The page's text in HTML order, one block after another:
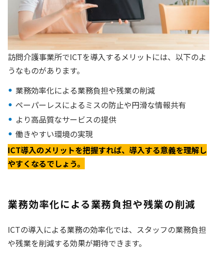
訪問介護事業所でICTを導入するメリットには、以下のよ
うなものがあります。
業務効率化による業務負担や残業の削減
ペーパーレスによるミスの防止や円滑な情報共有
より高品質なサービスの提供
働きやすい環境の実現
ICT導入のメリットを把握すれば、導入する意義を理解し
やすくなるでしょう。
業務効率化による業務負担や残業の削減
ICTの導入による業務の効率化では、スタッフの業務負担
や残業を削減する効果が期待できます。